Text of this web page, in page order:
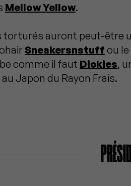
Mellow Yellow.
torturés auront peut-être
Sneakersnstuff ou le
comme il faut Dickies,
Japon du Rayon Frais.